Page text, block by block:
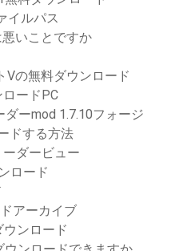
イルパス
いことですか
Vの無料ダウンロード
ードPC
ーmod 1.7.10フォージ
ドする方法
ダービュー
ロード
アーカイブ
ンロード